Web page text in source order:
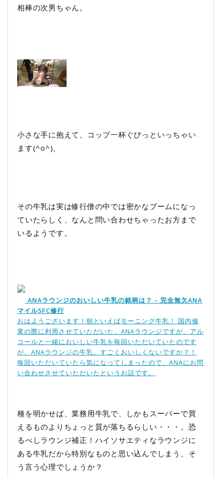
相棒の次男ちゃん。
小さな手に抱えて、コップ一杯ぐびっといっちゃい
ます(^o^)。
その牛乳は実は修行僧の中では密かなブームになっ
ていたらしく、なんと問い合わせちゃったお方まで
いるようです。
ANAラウンジのおいしい牛乳の銘柄は？ – 完全無欠ANA
マイルSFC修行
おはようございます！朝といえばモーニング牛乳！ 国内修
業の際に利用させていただいた、ANAラウンジですが、アル
コールと一緒においしい牛乳を毎回いただいていたのです
が、ANAラウンジの牛乳、すごくおいしくないですか？！
毎回いただいていたら気になってしまったので、ANAにお問
い合わせさせていただいたというお話です。
種を明かせば、業務用牛乳で、しかもスーパーで買
えるものよりちょっと質が落ちるらしい・・・。恐
るべしラウンジ補正！ハイソサエティなラウンジに
ある牛乳だから特別なものと思い込んでしまう、そ
う言う心理でしょうか？